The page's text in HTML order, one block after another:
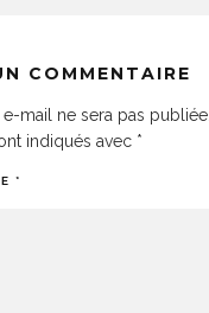
COMMENTAIRE
mail ne sera pas publiée.
indiqués avec *
*